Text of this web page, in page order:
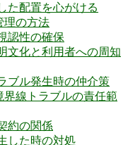
た配置を心がける
理の方法
認性の確保
文化と利用者への周知
ブル発生時の仲介策
線トラブルの責任範
約の関係
した時の対処